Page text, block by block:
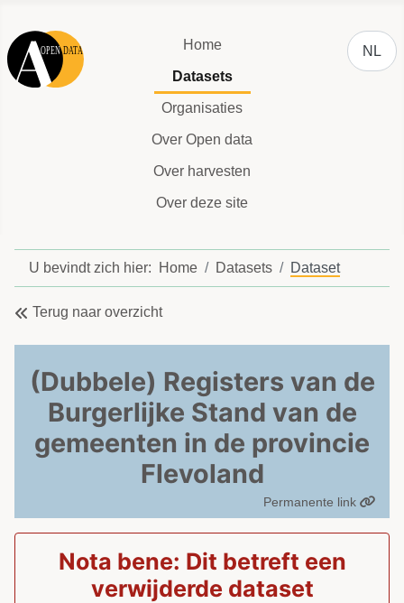
Home
Datasets
Organisaties
Over Open data
Over harvesten
Over deze site
NL
U bevindt zich hier: Home Datasets Dataset
Terug naar overzicht
(Dubbele) Registers van de
Burgerlijke Stand van de
gemeenten in de provincie
Flevoland
Permanente link
Nota bene: Dit betreft een
verwijderde dataset